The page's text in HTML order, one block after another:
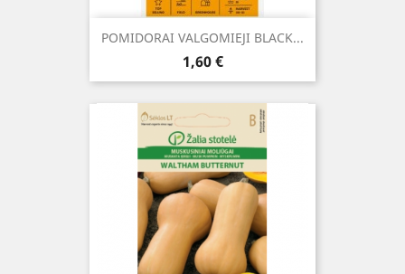
POMIDORAI VALGOMIEJI BLACK...
Kaina
1,60 €